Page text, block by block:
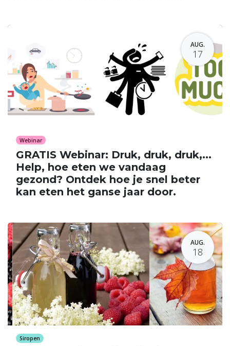
AUG.
17
Webinar
GRATIS Webinar: Druk, druk, druk,...
Help, hoe eten we vandaag
gezond? Ontdek hoe je snel beter
kan eten het ganse jaar door.
AUG.
18
Siropen